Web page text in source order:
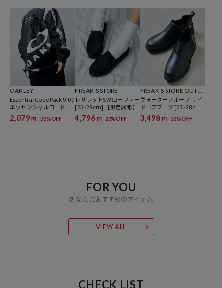
●Oakley Ellipseロゴをアクセントに、スポーティーとモード感を両立
したルックス
●スポーツ由来の機能性を、ライフスタイルシューズとして再解釈し
た一足
※メーカー品番：FOF100539
※こちらの商品は、弊社管理上のカラーを表記しております為、タグ
のカラー表記と異なる記載となっております。
【サイト表記：タグ表記】
と色味が異なる場合がございます。また表示のサイズ感と実物は若干
異なる場合もございますので、予めご了承ください。
※着用、お取り扱いの際は、商品についている品質表示とアテンショ
OAKLEY
Essential Code Pack 9.0 /
エッセンシャルコードパ
ック 9.0 【限定展開】
2,079 円 30%OFF
FREAK'S STORE
レザレットSW ローファー
[23~28cm] 【限定展開】
4,796 円 20%OFF
FREAK'S STORE OUTD
OORS
ウォータープルーフ サイ
ドゴアブーツ [23~28cm]
【限定展開】
3,498 円 50%OFF
FOR YOU
あなたにおすすめのアイテム
VIEW ALL
CHECK LIST